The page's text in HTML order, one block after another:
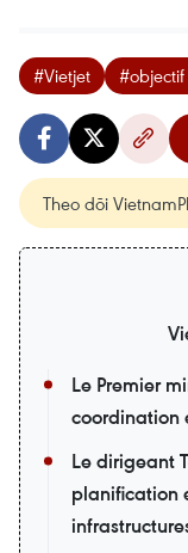
#Vietjet
Theo dõi
Le Premier
coordination
Le dirigeant
planification